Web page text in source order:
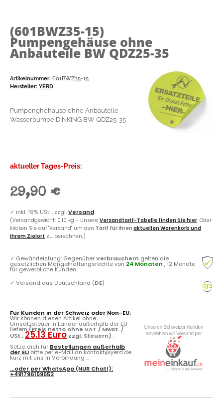
(601BWZ35-15)
Pumpengehäuse ohne
Anbauteile BW QDZ25-35
Artikelnummer: 601BWZ35-15
Hersteller: YERD
Pumpenghehäuse ohne Anbauteile
Wasserpumpe DINKING BW QDZ25-35
aktueller Tages-Preis:
29,90 €
✓ inkl. 19% USt. , zzgl.Versand
(Versandgewicht: 0,10 kg - Unsere Versandtarif-Tabelle finden Sie hier. Oder
klicken Sie auf "Versand" um den Tarif für Ihren aktuellen Warenkorb und
Ihrem Zielort zu berechnen.)
✓ Gewährleistung: GegenüberVerbrauchern gelten die
gesetzlichen Mängelhaftungsrechte von 24 Monaten , 12 Monate
für gewerbliche Kunden.
✓ Versand aus Deutschland (DE)
Für Kunden in der Schweiz oder Non-EU:
Wir können diesen Artikel ohne
Umsatzsteuer in Länder außerhalb der EU
liefern (Preis netto ohne VAT / MwSt. /
USt.: 25.13 Euro zzgl. Steuern) .
Setze dich für Bestellungen außerhalb
der EU bitte per e-Mail an kontakt@yerd.de
kurz mit uns in Verbindung ...
...oder perWhatsApp (NUR Chat!):
+491796159552